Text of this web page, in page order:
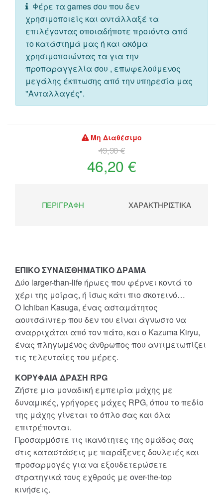
Φέρε τα games σου που δεν
χρησιμοποιείς και αντάλλαξέ τα
επιλέγοντας οποιαδήποτε προιόντα από
το κατάστημά μας ή και ακόμα
χρησιμοποιώντας τα για την
προπαραγγελία σου , επωφελούμενος
μεγάλης έκπτωσης από την υπηρεσία μας
"Ανταλλαγές".
Μη Διαθέσιμο
49,90 €
46,20 €
ΠΕΡΙΓΡΑΦΉ ΧΑΡΑΚΤΗΡΙΣΤΙΚΆ
ΕΠΙΚΟ ΣΥΝΑΙΣΘΗΜΑΤΙΚΟ ΔΡΑΜΑ
Δύο larger-than-life ήρωες που φέρνει κοντά το
χέρι της μοίρας, ή ίσως κάτι πιο σκοτεινό…
Ο Ichiban Kasuga, ένας ασταμάτητος
αουτσάιντερ που δεν του είναι άγνωστο να
αναρριχάται από τον πάτο, και ο Kazuma Kiryu,
ένας πληγωμένος άνθρωπος που αντιμετωπίζει
τις τελευταίες του μέρες.
ΚΟΡΥΦΑΙΑ ΔΡΑΣΗ RPG
Ζήστε μια μοναδική εμπειρία μάχης με
δυναμικές, γρήγορες μάχες RPG, όπου το πεδίο
της μάχης γίνεται το όπλο σας και όλα
επιτρέπονται.
Προσαρμόστε τις ικανότητες της ομάδας σας
στις καταστάσεις με παράξενες δουλειές και
προσαρμογές για να εξουδετερώσετε
στρατηγικά τους εχθρούς με over-the-top
κινήσεις.